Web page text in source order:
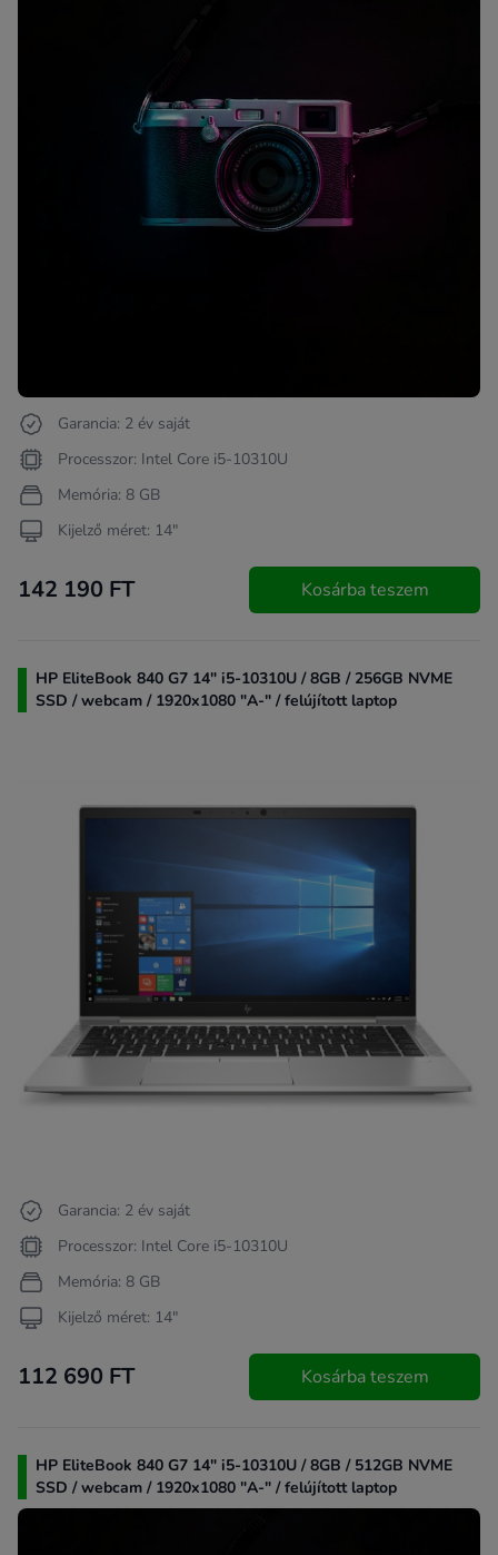
Garancia: 2 év saját
Processzor: Intel Core i5-10310U
Memória: 8 GB
Kijelző méret: 14"
142 190 FT Kosárba teszem
HP EliteBook 840 G7 14" i5-10310U / 8GB / 256GB NVME
SSD / webcam / 1920x1080 "A-" / felújított laptop
Garancia: 2 év saját
Processzor: Intel Core i5-10310U
Memória: 8 GB
Kijelző méret: 14"
112 690 FT Kosárba teszem
HP EliteBook 840 G7 14" i5-10310U / 8GB / 512GB NVME
SSD / webcam / 1920x1080 "A-" / felújított laptop